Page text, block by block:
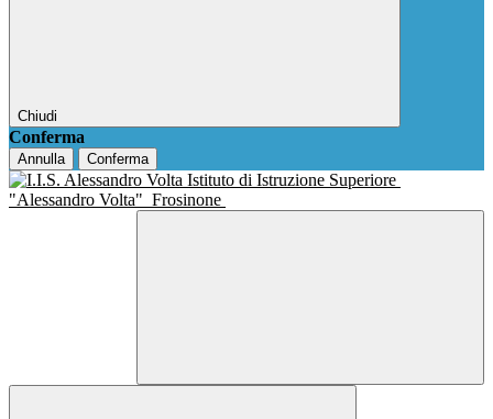
Chiudi
Conferma
Annulla Conferma
Istituto di Istruzione Superiore
"Alessandro Volta" Frosinone